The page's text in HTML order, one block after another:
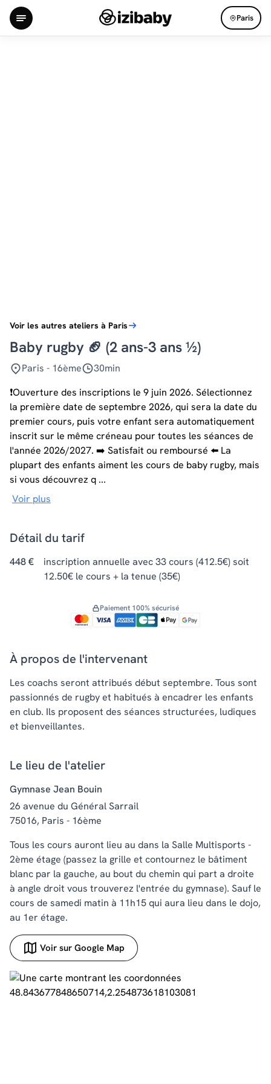
Paris
Voir les autres ateliers à Paris
Baby rugby 🏈 (2 ans-3 ans ½)
Paris - 16ème
30min
❗️Ouverture des inscriptions le 9 juin 2026. Sélectionnez
la première date de septembre 2026, qui sera la date du
premier cours, puis votre enfant sera automatiquement
inscrit sur le même créneau pour toutes les séances de
l'année 2026/2027. ➡️ Satisfait ou remboursé ⬅️ La
plupart des enfants aiment les cours de baby rugby, mais
si vous découvrez q ...
Voir plus
Détail du tarif
448 €
inscription annuelle avec 33 cours (412.5€) soit
12.50€ le cours + la tenue (35€)
Paiement 100% sécurisé
À propos de l'intervenant
Les coachs seront attribués début septembre. Tous sont
passionnés de rugby et habitués à encadrer les enfants
en club. Ils proposent des séances structurées, ludiques
et bienveillantes.
Le lieu de l'atelier
Gymnase Jean Bouin
26 avenue du Général Sarrail
75016, Paris - 16ème
Tous les cours auront lieu au dans la Salle Multisports -
2ème étage (passez la grille et contournez le bâtiment
blanc par la gauche, au bout du chemin qui part a droite
à angle droit vous trouverez l'entrée du gymnase). Sauf le
cours de samedi matin à 11h15 qui aura lieu dans le dojo,
au 1er étage.
Voir sur Google Map